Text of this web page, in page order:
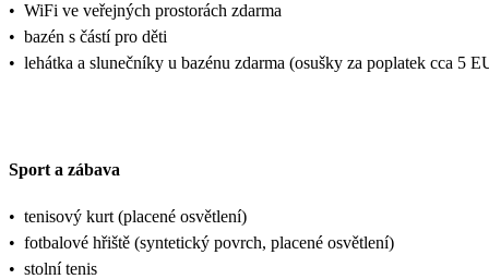
• WiFi ve veřejných prostorách zdarma
• bazén s částí pro děti
• lehátka a slunečníky u bazénu zdarma (osušky za poplatek cca 5
Sport a zábava
• tenisový kurt (placené osvětlení)
• fotbalové hřiště (syntetický povrch, placené osvětlení)
• stolní tenis